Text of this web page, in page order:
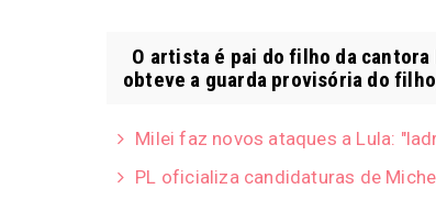
O artista é pai do filho da
obteve a guarda provisória do
Milei faz novos ataques a Lula:
PL oficializa candidaturas de